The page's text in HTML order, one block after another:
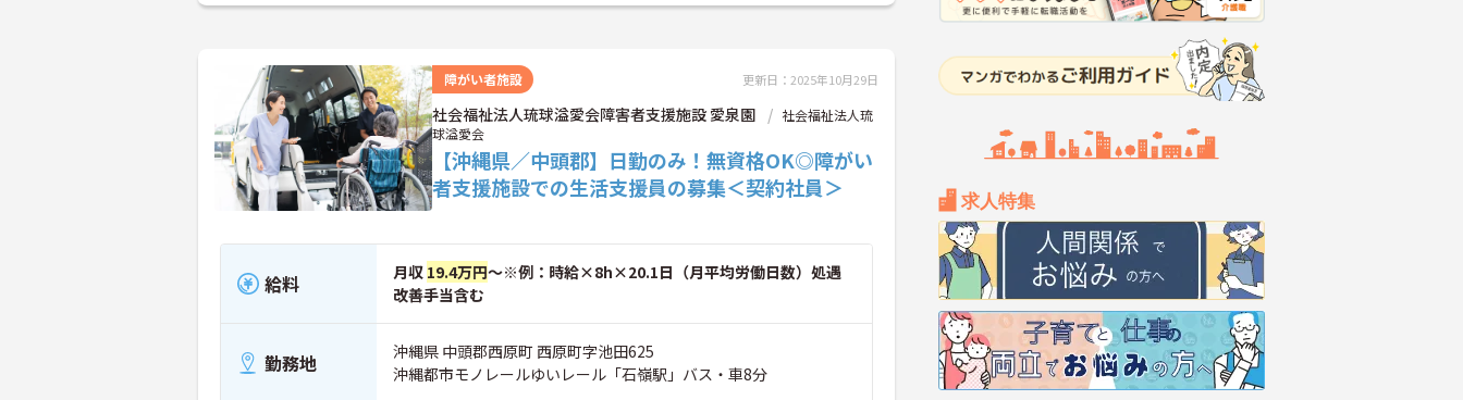
求人特集
障がい者施設 更新日：2025年10月29日
社会福祉法人琉球溢愛会障害者支援施設 愛泉園
社会福祉法人琉
球溢愛会
【沖縄県／中頭郡】日勤のみ！無資格OK◎障がい
者支援施設での生活支援員の募集＜契約社員＞
給料 月収 19.4万円～※例：時給×8h×20.1日（月平均労働日数）処遇
改善手当含む
勤務地
沖縄県 中頭郡西原町 西原町字池田625
沖縄都市モノレールゆいレール「石嶺駅」バス・車8分